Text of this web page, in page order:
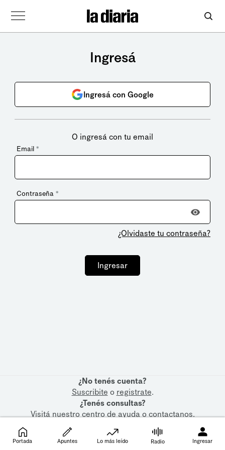
Ingresá
Ingresá con Google
O ingresá con tu email
Email *
Contraseña *
¿Olvidaste tu contraseña?
Ingresar
¿No tenés cuenta?
Suscribite o registrate.
¿Tenés consultas?
Visitá nuestrocentro de ayudaocontactanos.
Portada Apuntes Lo más leído Radio Ingresar